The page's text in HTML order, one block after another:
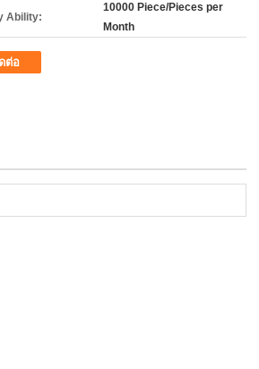
Ability:
10000 Piece/Pieces per
Month
ต่อ